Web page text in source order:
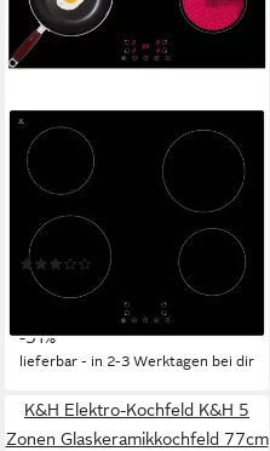
PKM
Elektro-Kochfeld KF4 G
59 x 5 x 52 cm
B/H/T
Anzahl Kochzonen
rahmenlos
Rahmen
(17)
199,90 € UVP
289,00 €
mtl. in 12 Raten
-31%
lieferbar - in 2-3 Werktagen bei dir
K&H Elektro-Kochfeld K&H 5
Zonen Glaskeramikkochfeld 77cm